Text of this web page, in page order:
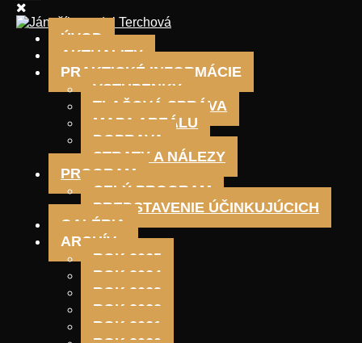
ÚVOD
AKTUALITY
PRAKTICKÉ INFORMÁCIE
VSTUPENKY
TLAČOVÁ SPRÁVA
MAPA AREÁLU
DOPRAVA
STRATY A NÁLEZY
PROGRAM
CELÝ PROGRAM
PREDSTAVENIE ÚČINKUJÚCICH
GALÉRIA
ARCHÍV
ROK 2025
ROK 2024
ROK 2023
ROK 2022
ROK 2021